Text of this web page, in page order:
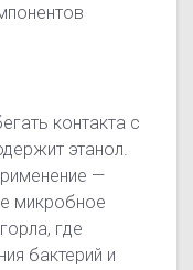
контакта с
этанол.
—
микробное
где
бактерий и